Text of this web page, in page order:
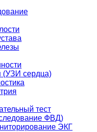
(УЗИ сердца)
тест
ФВД)
ЭКГ